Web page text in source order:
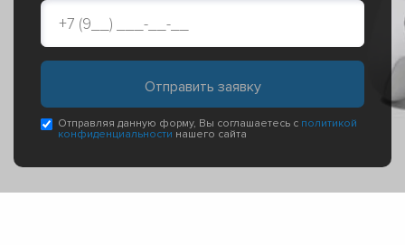
Отправляя данную форму, Вы соглашаетесь с политикой
конфиденциальности нашего сайта